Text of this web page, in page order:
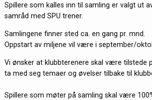
Spillere som kalles inn til samling er valgt ut
samråd med SPU trener.
Samlingene finner sted ca. en gang pr. mnd.
Oppstart av miljene vil være i september/
Vi ønsker at klubbterenere skal være tilstede
ta med seg temaer og øvelser tilbake til
Spillere som møter på samling skal være